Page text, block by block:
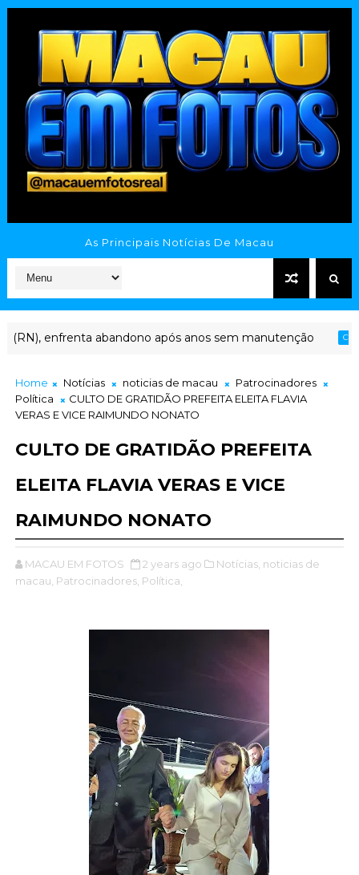
As Principais Notícias De Macau
abandono após anos sem manutenção CAVALEIROS DO
Home Notícias noticias de macau
Patrocinadores
Política
CULTO DE GRATIDÃO PREFEITA ELEITA FLAVIA
VERAS E VICE RAIMUNDO NONATO
CULTO DE GRATIDÃO PREFEITA
ELEITA FLAVIA VERAS E VICE
RAIMUNDO NONATO
MACAU EM FOTOS 2 years ago Notícias, noticias de
macau, Patrocinadores, Política,